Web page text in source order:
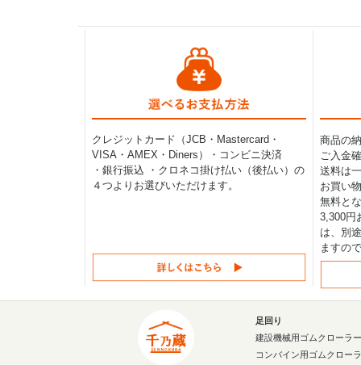
クレジットカード（JCB・Mastercard・
VISA・AMEX・Diners）・コンビニ決済
・銀行振込 ・クロネコ掛け払い（後払い）の
４つよりお選びいただけます。
商品の
ご入金
送料は
お買い
無料と
3,300円
は、別
ますの
足回り
建設機械用ゴムクローラ
コンバイン用ゴムクロー